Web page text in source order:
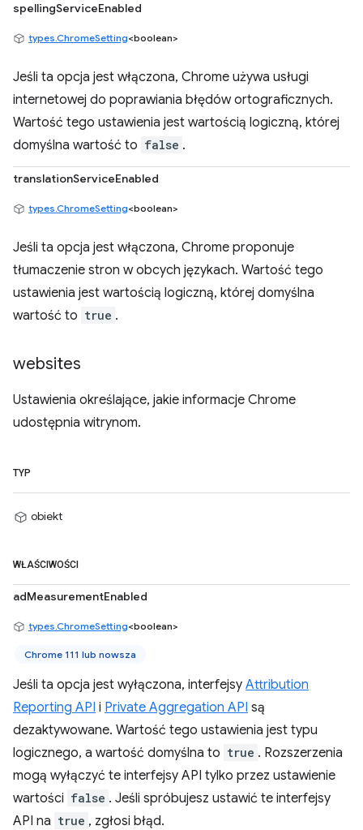
spellingServiceEnabled
types.ChromeSetting<boolean>
Jeśli ta opcja jest włączona, Chrome używa usługi
internetowej do poprawiania błędów ortograficznych.
Wartość tego ustawienia jest wartością logiczną, której
domyślna wartość to false .
translationServiceEnabled
types.ChromeSetting<boolean>
Jeśli ta opcja jest włączona, Chrome proponuje
tłumaczenie stron w obcych językach. Wartość tego
ustawienia jest wartością logiczną, której domyślna
wartość to true .
websites
Ustawienia określające, jakie informacje Chrome
udostępnia witrynom.
TYP
obiekt
WŁAŚCIWOŚCI
adMeasurementEnabled
types.ChromeSetting<boolean>
Chrome 111 lub nowsza
Jeśli ta opcja jest wyłączona, interfejsy Attribution
Reporting API i Private Aggregation API są
dezaktywowane. Wartość tego ustawienia jest typu
logicznego, a wartość domyślna to true . Rozszerzenia
mogą wyłączyć te interfejsy API tylko przez ustawienie
wartości false . Jeśli spróbujesz ustawić te interfejsy
API na true , zgłosi błąd.